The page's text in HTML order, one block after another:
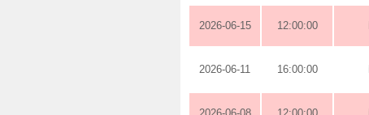
2026-06-15 12:00:00
2026-06-11 16:00:00